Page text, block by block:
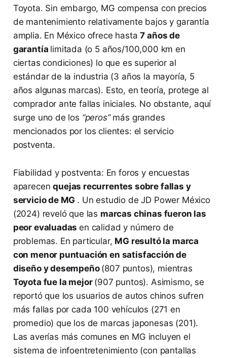
Toyota. Sin embargo, MG compensa con precios
de mantenimiento relativamente bajos y garantía
amplia. En México ofrece hasta7 años de
garantía limitada (o 5 años/100,000 km en
ciertas condiciones) lo que es superior al
estándar de la industria (3 años la mayoría, 5
años algunas marcas). Esto, en teoría, protege al
comprador ante fallas iniciales. No obstante, aquí
surge uno de los “peros” más grandes
mencionados por los clientes: el servicio
postventa.
Fiabilidad y postventa: En foros y encuestas
aparecenquejas recurrentes sobre fallas y
servicio de MG . Un estudio de JD Power México
(2024) reveló que las marcas chinas fueron las
peor evaluadasen calidad y número de
problemas​. En particular, MG resultó la marca
con menor puntuación en satisfacción de
diseño y desempeño (807 puntos), mientras
Toyota fue la mejor (907 puntos)​. Asimismo, se
reportó que los usuarios de autos chinos sufren
más fallas por cada 100 vehículos (271 en
promedio) que los de marcas japonesas (201)​.
Las averías más comunes en MG incluyen el
sistema de infoentretenimiento (con pantallas